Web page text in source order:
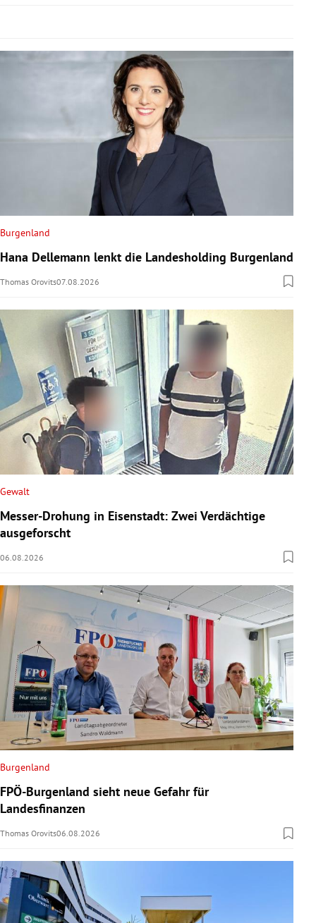
Untermenü
Untermenü
Burgenland
Hana Dellemann lenkt die Landesholding Burgenland
Thomas Orovits07.08.2026
Gewalt
Messer-Drohung in Eisenstadt: Zwei Verdächtige
ausgeforscht
06.08.2026
Burgenland
FPÖ-Burgenland sieht neue Gefahr für
Landesfinanzen
Thomas Orovits06.08.2026